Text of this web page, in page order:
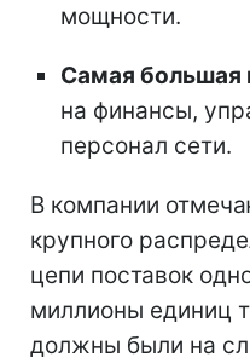
мощности.
Самая большая
на финансы,
персонал сети.
В компании
крупного
цепи поставок
миллионы единиц
должны были на